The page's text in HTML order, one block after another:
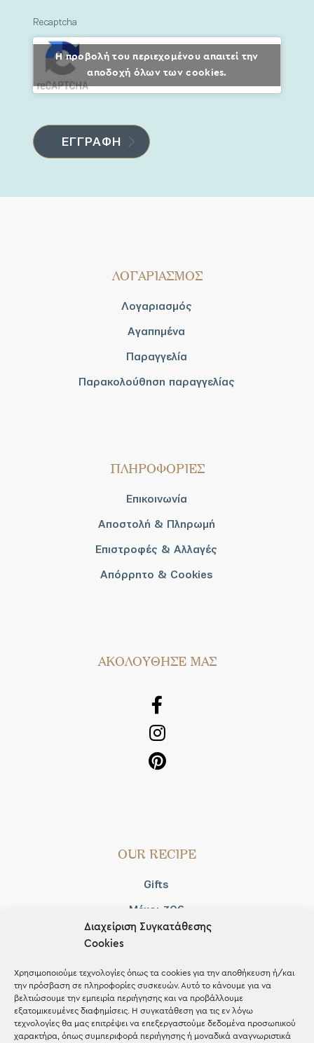
Διαχείριση Συγκατάθεσης
Cookies
Χρησιμοποιούμε τεχνολογίες όπως τα cookies για την αποθήκευση ή/και
την πρόσβαση σε πληροφορίες συσκευών. Αυτό το κάνουμε για να
βελτιώσουμε την εμπειρία περιήγησης και να προβάλλουμε
εξατομικευμένες διαφημίσεις. Η συγκατάθεση για τις εν λόγω
τεχνολογίες θα μας επιτρέψει να επεξεργαστούμε δεδομένα προσωπικού
χαρακτήρα, όπως συμπεριφορά περιήγησης ή μοναδικά αναγνωριστικά
Recaptcha
Η προβολή του περιεχομένου απαιτεί την
αποδοχή όλων των cookies.
ΛΟΓΑΡΙΑΣΜΟΣ
Λογαριασμός
Αγαπημένα
Παραγγελία
Παρακολούθηση παραγγελίας
ΠΛΗΡΟΦΟΡΙΕΣ
Επικοινωνία
Αποστολή & Πληρωμή
Επιστροφές & Αλλαγές
Απόρρητο & Cookies
AΚΟΛΟΥΘΗΣΕ ΜΑΣ
OUR RECIPE
Gifts
Μέχρι 30€
Blog